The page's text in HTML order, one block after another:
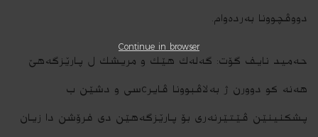
دووڤچوونا به‌رده‌وام.
حه‌مید نایف گۆت: گه‌له‌ك هێك‌ و مریشك ل پارێزگه‌هێ
هه‌نه‌ كو‌ دوورن ژ‌ به‌لاڤبوونا ڤایرcسى و دشێن ب
پشكنینێن ڤێتێرنه‌رى بۆ پارێزگه‌هێن دی فرۆشن دا زیان
Continue in browser